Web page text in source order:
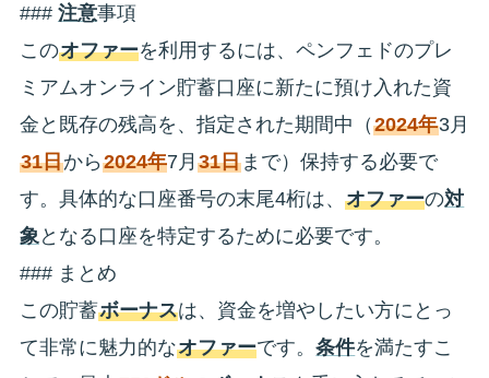
### 注意事項
このオファーを利用するには、ペンフェドのプレ
ミアムオンライン貯蓄口座に新たに預け入れた資
金と既存の残高を、指定された期間中（2024年3月
31日から2024年7月31日まで）保持する必要で
す。具体的な口座番号の末尾4桁は、 オファーの対
象となる口座を特定するために必要です。
### まとめ
この貯蓄ボーナスは、資金を増やしたい方にとっ
て非常に魅力的なオファーです。条件を満たすこ